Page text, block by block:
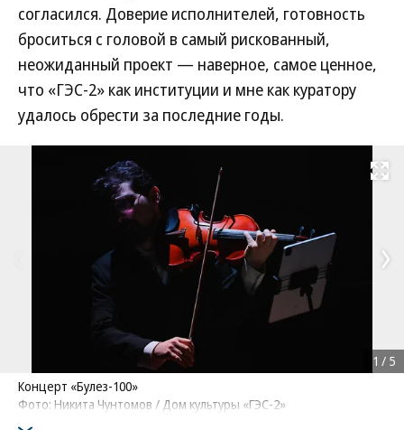
согласился. Доверие исполнителей, готовность
броситься с головой в самый рискованный,
неожиданный проект — наверное, самое ценное,
что «ГЭС-2» как институции и мне как куратору
удалось обрести за последние годы.
Развернуть
Концерт «Булез-100»
Фото: Никита Чунтомов / Дом культуры «ГЭС-2»
1 / 5